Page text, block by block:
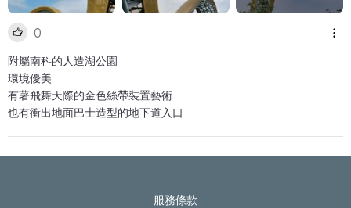
0
附屬南科的人造湖公園
環境優美
有著飛舞天際的金色絲帶裝置藝術
也有衝出地面巴士造型的地下道入口
服務條款